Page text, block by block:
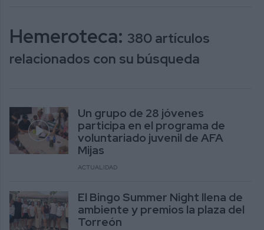
Hemeroteca: 380 artículos
relacionados con su búsqueda
Un grupo de 28 jóvenes
participa en el programa de
voluntariado juvenil de AFA
Mijas
ACTUALIDAD
El Bingo Summer Night llena de
ambiente y premios la plaza del
Torreón